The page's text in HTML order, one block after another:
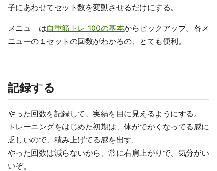
子にあわせてセット数を変動させるだけにする。
メニューは自重筋トレ 100の基本からピックアップ。各メ
ニューの１セットの回数がわかるの、とても便利。
記録する
やった回数を記録して、実績を目に見えるようにする。
トレーニングをはじめた初期は、体がでかくなってる感に
乏しいので、積み上げてる感を出す。
やった回数は減らないから、常に右肩上がりで、気分がい
いぞ。